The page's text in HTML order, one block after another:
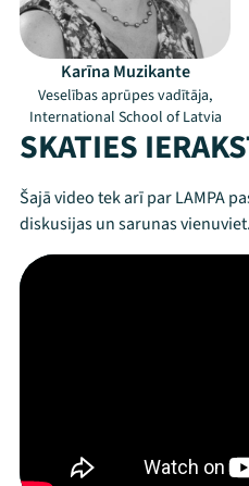
Mana
Karīna Muzikante
Veselības aprūpes vadītāja,
International School of Latvia
SKATIES
Šajā video tek arī par LAMPA
diskusijas un sarunas vienuviet.